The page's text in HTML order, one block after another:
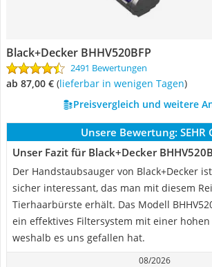
Black+Decker BHHV520BFP
2491 Bewertungen
ab 87,00 € ( Lieferbar in wenigen Tagen)
Preisvergleich und weitere
Unsere Bewertung: SEHR
Unser Fazit für Black+Decker
Der Handstaubsauger von Black+Decker
sicher interessant, das man mit diesem
Tierhaarbürste erhält. Das Modell
ein effektives Filtersystem mit einer
weshalb es uns gefallen hat.
08/2026